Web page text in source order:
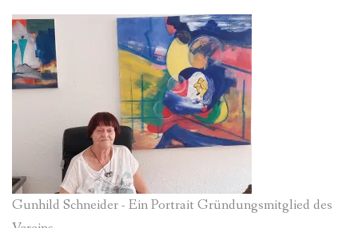
Gunhild Schneider - Ein Portrait Gründungsmitglied des